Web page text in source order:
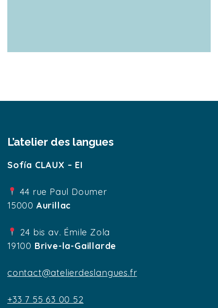
L’atelier des langues
Sofía CLAUX – EI
44 rue Paul Doumer
15000 Aurillac
24 bis av. Émile Zola
19100 Brive-la-Gaillarde
contact@atelierdeslangues.fr
+33 7 55 63 00 52